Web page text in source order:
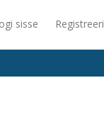
sisse Registreeri